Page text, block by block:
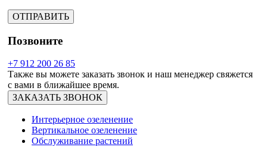
ОТПРАВИТЬ
Позвоните
+7 912 200 26 85
Также вы можете заказать звонок и наш менеджер свяжется
с вами в ближайшее время.
ЗАКАЗАТЬ ЗВОНОК
Интерьерное озеленение
Вертикальное озеленение
Обслуживание растений